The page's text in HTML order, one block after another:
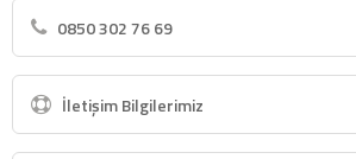
0850 302 76 69
İletişim Bilgilerimiz